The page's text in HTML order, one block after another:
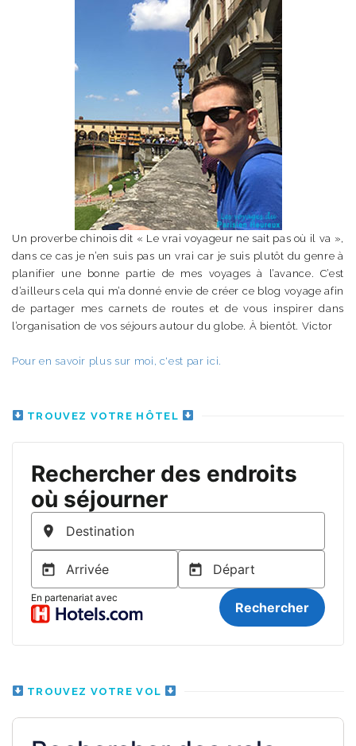
Un proverbe chinois dit « Le vrai voyageur ne sait pas où il va »,
dans ce cas je n’en suis pas un vrai car je suis plutôt du genre à
planifier une bonne partie de mes voyages à l’avance. C’est
d’ailleurs cela qui m’a donné envie de créer ce blog voyage afin
de partager mes carnets de routes et de vous inspirer dans
l’organisation de vos séjours autour du globe. À bientôt. Victor
Pour en savoir plus sur moi, c'est par ici.
TROUVEZ VOTRE HÔTEL
TROUVEZ VOTRE VOL